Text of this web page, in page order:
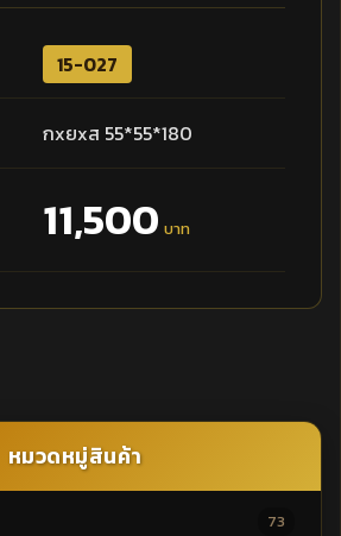
15-027
กxยxส 55*55*180
11,500 บาท
หมวดหมู่สินค้า
73